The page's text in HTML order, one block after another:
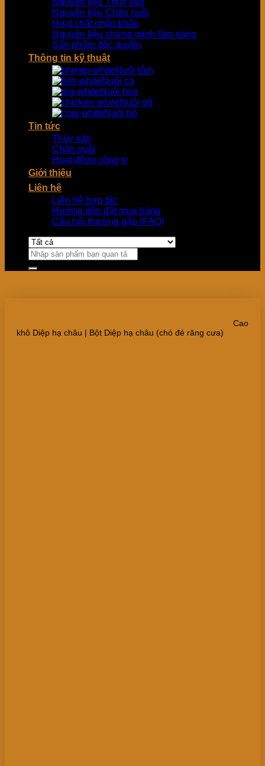
Nguyên liệu Thủy sản
Nguyên liệu Chăn nuôi
Hoạt chất nhập khẩu
Nguyên liệu chứng minh lâm sàng
Sản phẩm độc quyền
Thông tin kỹ thuật
Nuôi tôm
Nuôi cá
Nuôi heo
Nuôi gà
Nuôi bò
Tin tức
Thủy sản
Chăn nuôi
Hoạt động công ty
Giới thiệu
Liên hệ
Liên hệ hợp tác
Hướng dẫn đặt mua hàng
Câu hỏi thường gặp (FAQ)
Tìm
kiếm:
Cao
khô Diệp hạ châu | Bột Diệp hạ châu (chó đẻ răng cưa)